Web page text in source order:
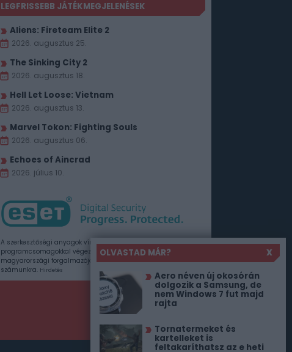
OLVASTAD MÁR?
X
Aero néven új okosórán
dolgozik a Samsung, de
nem Windows 7 fut majd
rajta
Tornatermeket és
kartelleket is
feltakaríthatsz az e heti
LEGFRISSEBB JÁTÉKMEGJELENÉSEK
Aliens: Fireteam Elite 2
2026. augusztus 25.
The Sinking City 2
2026. augusztus 18.
Hell Let Loose: Vietnam
2026. augusztus 13.
Marvel Tokon: Fighting Souls
2026. augusztus 06.
Echoes of Aincrad
2026. július 10.
A szerkesztőségi anyagok vírusellenőrzését az ESET
programcsomagokkal végezzük, amelyet a szoftver
magyarországi forgalmazója, a Sicontact Kft. biztosít
számunkra. Hirdetés